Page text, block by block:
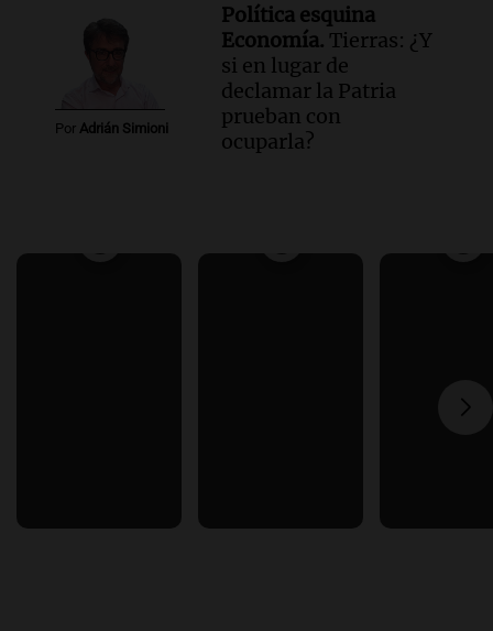
Por Adrián Simioni
Política esquina
Economía. Tierras: ¿Y
si en lugar de
declamar la Patria
prueban con
ocuparla?